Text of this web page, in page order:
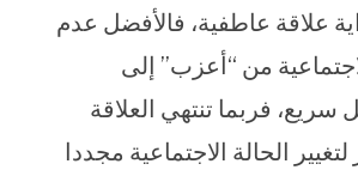
علاقة عاطفية، فالأفضل عدم
من “أعزب” إلى
فربما تنتهي العلاقة
الحالة الاجتماعية مجددا